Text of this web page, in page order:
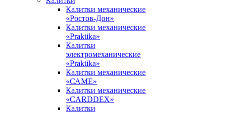
Калитки механические
«Ростов-Дон»
Калитки механические
«Praktika»
Калитки
электромеханические
«Praktika»
Калитки механические
«САМЕ»
Калитки механические
«CARDDEX»
Калитки